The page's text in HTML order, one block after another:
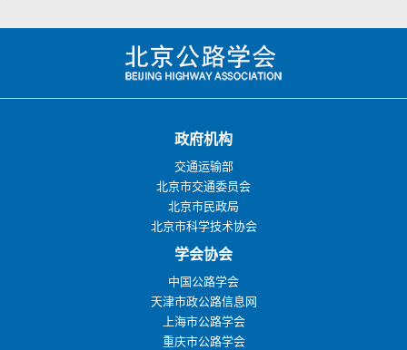
政府机构
交通运输部
北京市交通委员会
北京市民政局
北京市科学技术协会
学会协会
中国公路学会
天津市政公路信息网
上海市公路学会
重庆市公路学会